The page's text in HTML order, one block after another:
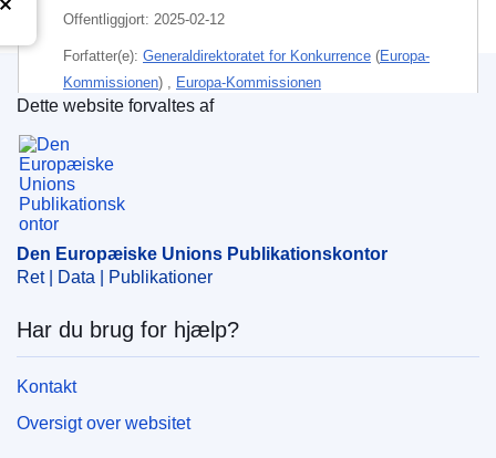
Offentliggjort: 2025-02-12
Forfatter(e): Generaldirektoratet for Konkurrence (Europa-
Kommissionen) , Europa-Kommissionen
Prešov-regionen
virksomhedsstøtte
ELI : C/2025/1013/oj
IMMC : C(2024)3631/3924128
Den Europæiske Unions Publikationskontor
Dette website forvaltes af
Den Europæiske Unions Publikationskontor
Ret | Data | Publikationer
Har du brug for hjælp?
Kontakt
Oversigt over websitet